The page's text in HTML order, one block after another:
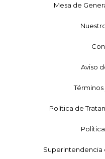
Mesa de
Aviso
Política de
Superintendencia